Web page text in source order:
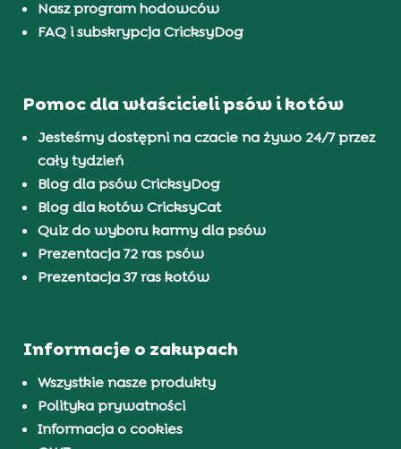
Nasz program hodowców
FAQ i subskrypcja CricksyDog
Pomoc dla właścicieli psów i kotów
Jesteśmy dostępni na czacie na żywo 24/7 przez
cały tydzień
Blog dla psów CricksyDog
Blog dla kotów CricksyCat
Quiz do wyboru karmy dla psów
Prezentacja 72 ras psów
Prezentacja 37 ras kotów
Informacje o zakupach
Wszystkie nasze produkty
Polityka prywatności
Informacja o cookies